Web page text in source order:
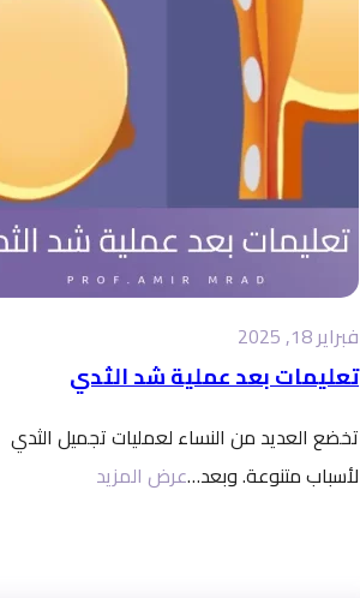
فبراير 18, 2025
تعليمات بعد عملية شد الثدي
تخضع العديد من النساء لعمليات تجميل الثدي
لأسباب متنوعة. وبعد…عرض المزيد